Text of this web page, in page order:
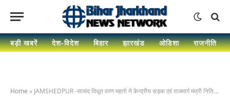
बड़ी खबरें देश-विदेश बिहार झारखंड ओडिशा राजनीति
Home » JAMSHEDPUR -सासंद विधूत वरण महतो ने केन्द्रीय स़ड़क एवं राजमार्ग मंत्री नितिन गडकरी से मुलाकात की